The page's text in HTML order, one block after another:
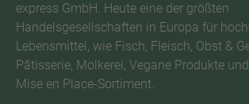
express GmbH. Heute eine der größten
Handelsgesellschaften in Europa für
Lebensmittel, wie Fisch, Fleisch, Obst &
Pâtisserie, Molkerei, Vegane Produkte
Mise en Place-Sortiment.